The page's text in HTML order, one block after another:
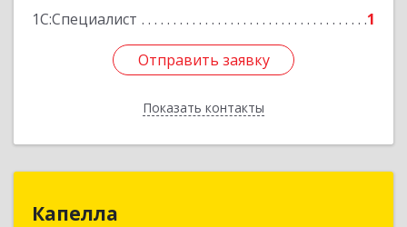
1С:Специалист
1
Отправить заявку
Показать контакты
Отправить заявку
Назад
Капелла